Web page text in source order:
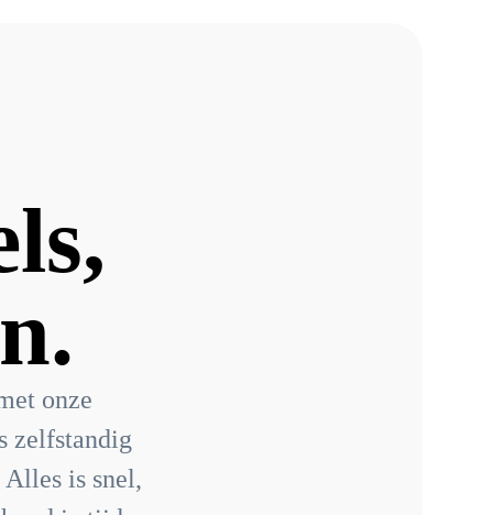
onze
zelfstandig
is snel,